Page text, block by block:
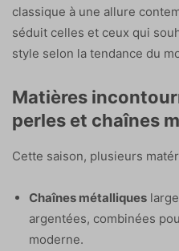
classique à une allure
séduit celles et ceux qui
style selon la tendance du
Matières
perles et chaînes
Cette saison, plusieurs
Chaînes métalliques
argentées, combinées
moderne.